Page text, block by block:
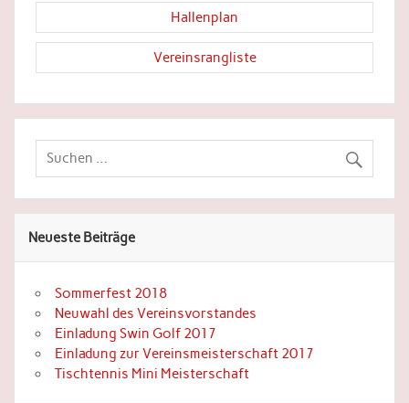
Hallenplan
Vereinsrangliste
Neueste Beiträge
Sommerfest 2018
Neuwahl des Vereinsvorstandes
Einladung Swin Golf 2017
Einladung zur Vereinsmeisterschaft 2017
Tischtennis Mini Meisterschaft